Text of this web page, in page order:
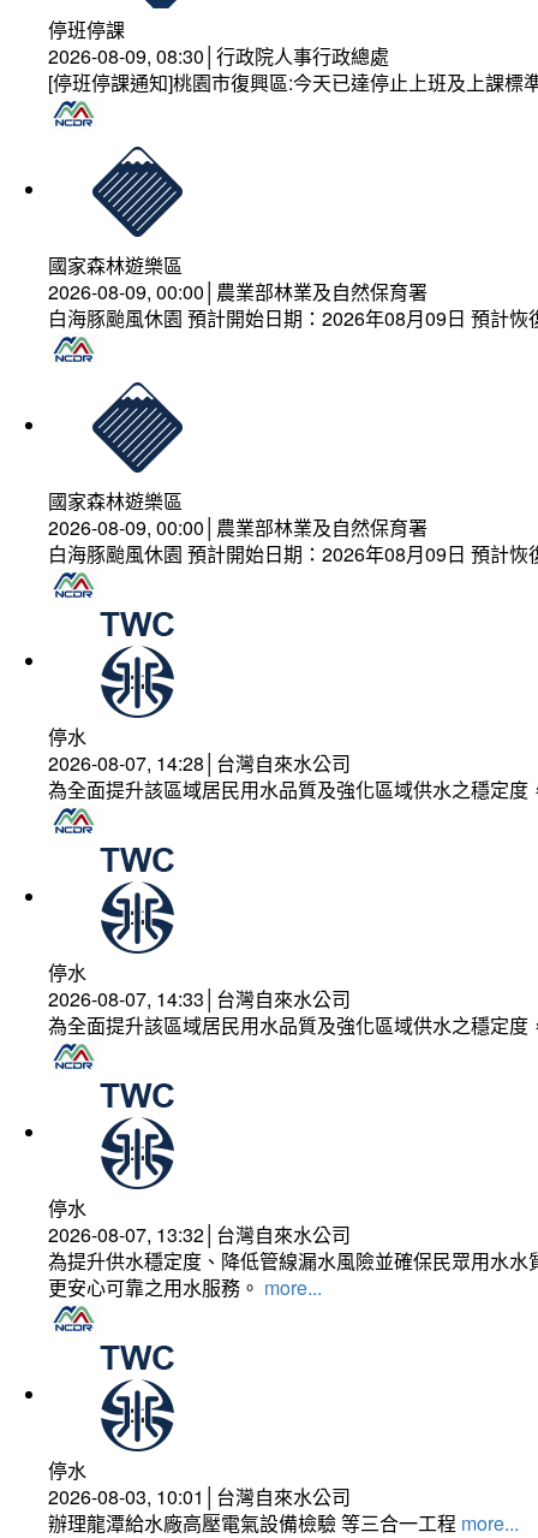
停班停課
2026-08-09, 08:30│行政院人事行政總處
[停班停課通知]桃園市復興區:今天已達停止上班及上課
國家森林遊樂區
2026-08-09, 00:00│農業部林業及自然保育署
白海豚颱風休園 預計開始日期：2026年08月09日 預計
國家森林遊樂區
2026-08-09, 00:00│農業部林業及自然保育署
白海豚颱風休園 預計開始日期：2026年08月09日 預計
停水
2026-08-07, 14:28│台灣自來水公司
為全面提升該區域居民用水品質及強化區域供水之穩定
停水
2026-08-07, 14:33│台灣自來水公司
為全面提升該區域居民用水品質及強化區域供水之穩定
停水
2026-08-07, 13:32│台灣自來水公司
為提升供水穩定度、降低管線漏水風險並確保民眾用水
更安心可靠之用水服務。 more...
停水
2026-08-03, 10:01│台灣自來水公司
辦理龍潭給水廠高壓電氣設備檢驗 等三合一工程 more...